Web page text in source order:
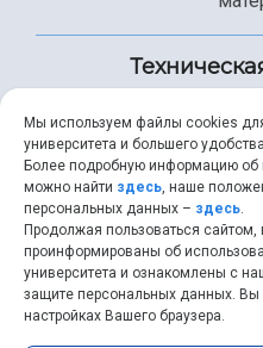
+7
Мы используем файлы cookies
университета и большего
Более подробную информацию
можно найти здесь, наше
персональных данных – здесь.
Продолжая пользоваться
проинформированы об
университета и ознакомлены с
защите персональных данных.
настройках Вашего браузера.